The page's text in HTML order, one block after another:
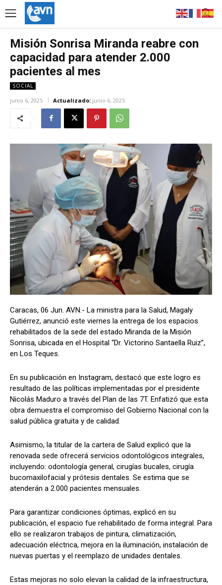
Misión Sonrisa Miranda reabre con
capacidad para atender 2.000
pacientes al mes
SOCIAL
junio 6, 2025 Actualizado: junio 6, 2025
Caracas, 06 Jun. AVN.- La ministra para la Salud, Magaly
Gutiérrez, anunció este viernes la entrega de los espacios
rehabilitados de la sede del estado Miranda de la Misión
Sonrisa, ubicada en el Hospital “Dr. Victorino Santaella Ruiz”,
en Los Teques.
En su publicación en Instagram, destacó que este logro es
resultado de las políticas implementadas por el presidente
Nicolás Maduro a través del Plan de las 7T. Enfatizó que esta
obra demuestra el compromiso del Gobierno Nacional con la
salud pública gratuita y de calidad.
Asimismo, la titular de la cartera de Salud explicó que la
renovada sede ofrecerá servicios odontológicos integrales,
incluyendo: odontología general, cirugías bucales, cirugía
bucomaxilofacial y prótesis dentales. Se estima que se
atenderán a 2.000 pacientes mensuales.
Para garantizar condiciones óptimas, explicó en su
publicación, el espacio fue rehabilitado de forma integral. Para
ello se realizaron trabajos de pintura, climatización,
adecuación eléctrica, mejora en la iluminación, instalación de
nuevas puertas y el reemplazo de unidades dentales.
Estas mejoras no solo elevan la calidad de la infraestructura,